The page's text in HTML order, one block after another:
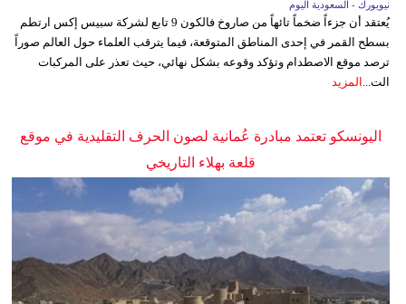
نيويورك - السعودية اليوم
يُعتقد أن جزءاً ضخماً تائهاً من صاروخ فالكون 9 تابع لشركة سبيس إكس ارتطم
بسطح القمر في إحدى المناطق المتوقعة، فيما يترقب العلماء حول العالم صوراً
ترصد موقع الاصطدام وتؤكد وقوعه بشكل نهائي، حيث تعذر على المركبات
الت... المزيد
اليونسكو تعتمد مبادرة عُمانية لصون الحرف التقليدية في موقع
قلعة بهلاء التاريخي